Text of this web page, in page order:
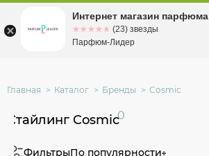
Омскул. Заозерная, 11, к. 1
Главная Каталог Бренды Cosmic
Стайлинг Cosmic0
ФильтрыПо популярности
Интернет магазин парфюма
☆☆☆☆☆
★★★★★ (23) звезды
Парфюм-Лидер